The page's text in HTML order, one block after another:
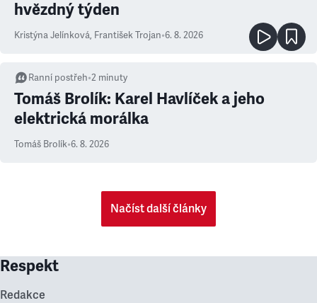
hvězdný týden
Kristýna Jelínková, František Trojan•6. 8. 2026
Ranní postřeh•2 minuty
Tomáš Brolík: Karel Havlíček a jeho
elektrická morálka
Tomáš Brolík•6. 8. 2026
Načíst další články
Respekt
Redakce